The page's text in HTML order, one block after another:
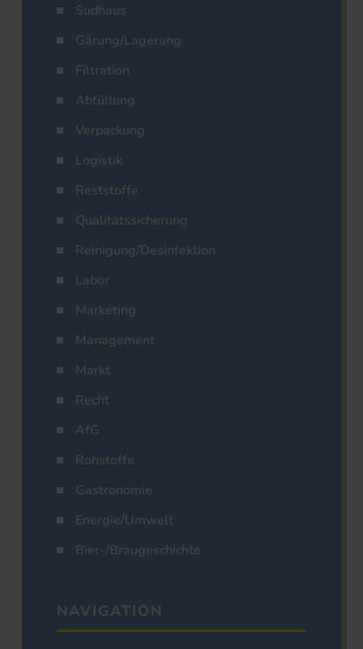
Sudhaus
Gärung/Lagerung
Filtration
Abfüllung
Verpackung
Logistik
Reststoffe
Qualitätssicherung
Reinigung/Desinfektion
Labor
Marketing
Management
Markt
Recht
AfG
Rohstoffe
Gastronomie
Energie/Umwelt
Bier-/Braugeschichte
NAVIGATION